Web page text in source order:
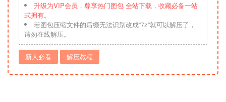
升级为VIP会员，尊享热门图包 全站下载，收藏必备一站
式拥有。
若图包压缩文件的后缀无法识别改成“7z”就可以解压了，
请勿在线解压。
新人必看 解压教程